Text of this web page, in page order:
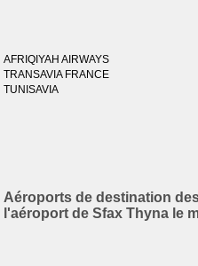
AFRIQIYAH AIRWAYS
TRANSAVIA FRANCE
TUNISAVIA
Aéroports de destination
l'aéroport de Sfax Thyna le